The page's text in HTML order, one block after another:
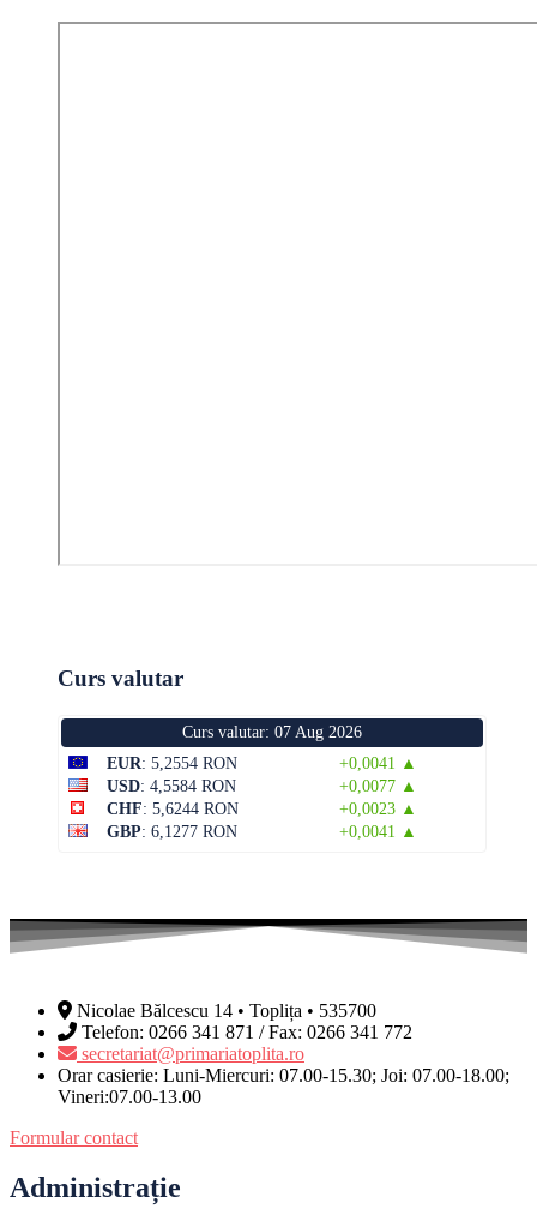
Curs valutar
Curs valutar: 07 Aug 2026
EUR: 5,2554 RON
+0,0041 ▲
USD: 4,5584 RON
+0,0077 ▲
CHF: 5,6244 RON
+0,0023 ▲
GBP: 6,1277 RON +0,0041 ▲
Nicolae Bălcescu 14 • Toplița • 535700
Telefon: 0266 341 871 / Fax: 0266 341 772
secretariat@primariatoplita.ro
Orar casierie: Luni-Miercuri: 07.00-15.30; Joi: 07.00-18.00;
Vineri:07.00-13.00
Formular contact
Administrație